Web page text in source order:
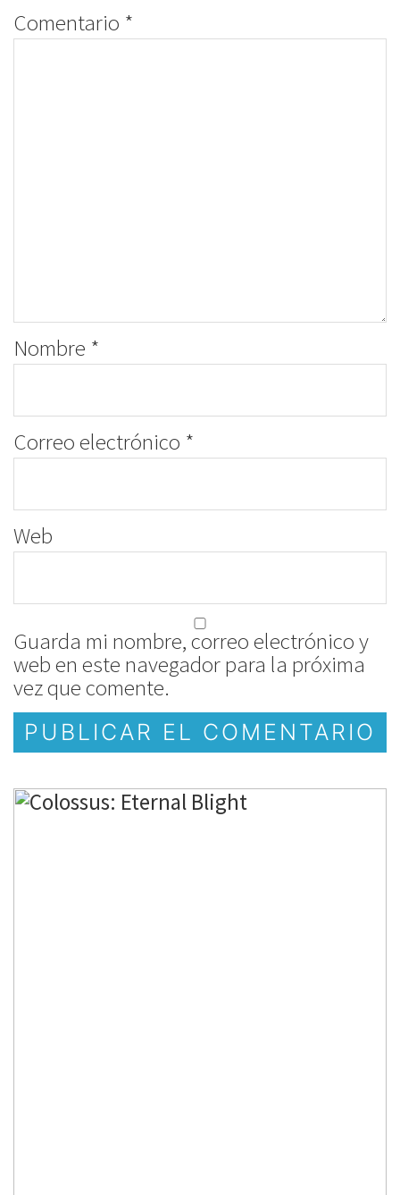
Comentario *
Nombre *
Correo electrónico *
Web
Guarda mi nombre, correo electrónico y
web en este navegador para la próxima
vez que comente.